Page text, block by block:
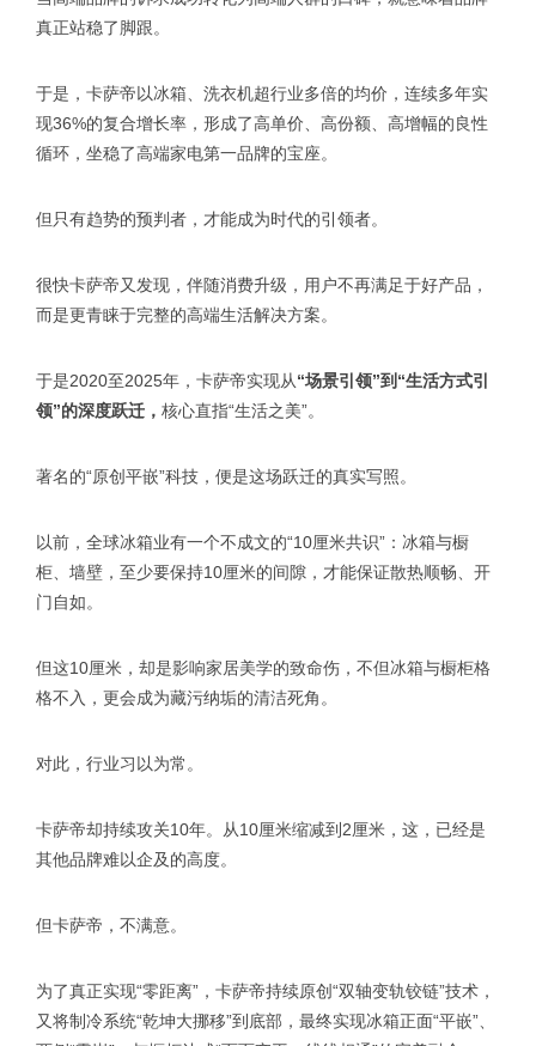
真正站稳了脚跟。
于是，卡萨帝以冰箱、洗衣机超行业多倍的均价，连续多年实
现36%的复合增长率，形成了高单价、高份额、高增幅的良性
循环，坐稳了高端家电第一品牌的宝座。
但只有趋势的预判者，才能成为时代的引领者。
很快卡萨帝又发现，伴随消费升级，用户不再满足于好产品，
而是更青睐于完整的高端生活解决方案。
于是2020至2025年，卡萨帝实现从“场景引领”到“生活方式引
领”的深度跃迁， 核心直指“生活之美”。
著名的“原创平嵌”科技，便是这场跃迁的真实写照。
以前，全球冰箱业有一个不成文的“10厘米共识”：冰箱与橱
柜、墙壁，至少要保持10厘米的间隙，才能保证散热顺畅、开
门自如。
但这10厘米，却是影响家居美学的致命伤，不但冰箱与橱柜格
格不入，更会成为藏污纳垢的清洁死角。
对此，行业习以为常。
卡萨帝却持续攻关10年。从10厘米缩减到2厘米，这，已经是
其他品牌难以企及的高度。
但卡萨帝，不满意。
为了真正实现“零距离”，卡萨帝持续原创“双轴变轨铰链”技术，
又将制冷系统“乾坤大挪移”到底部，最终实现冰箱正面“平嵌”、